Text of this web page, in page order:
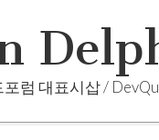
럼 대표시삽 /